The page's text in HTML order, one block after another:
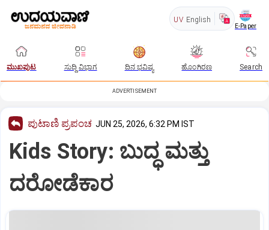
UV English
E-Paper
ಮುಖಪುಟ ಸುದ್ದಿ ವಿಭಾಗ ದಿನ ಭವಿಷ್ಯ ಹೊಂಗಿರಣ Search
ADVERTISEMENT
ಪುಟಾಣಿ ಪ್ರಪಂಚ JUN 25, 2026, 6:32 PM IST
Kids Story: ಬುದ್ಧ ಮತ್ತು
ದರೋಡೆಕಾರ